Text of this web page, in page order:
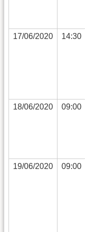
17/06/2020
14:30
18/06/2020 09:00
19/06/2020 09:00